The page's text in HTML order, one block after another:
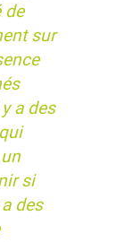
de
sur
a des
si
des